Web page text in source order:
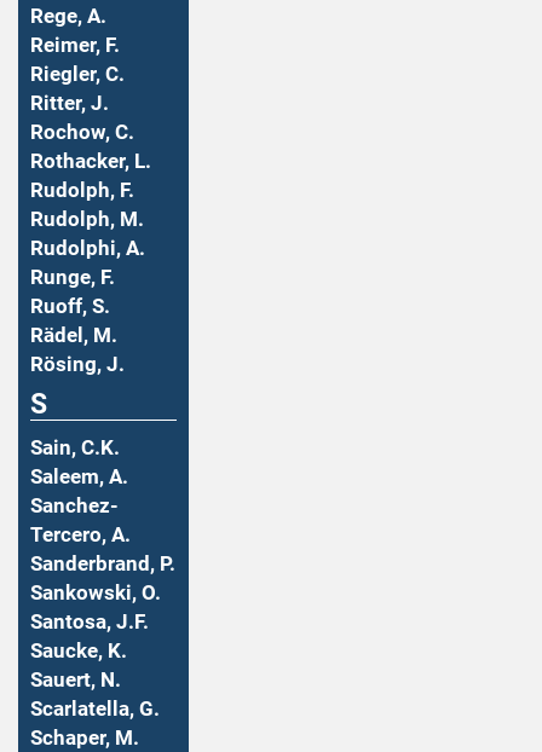
Rege, A.
Reimer, F.
Riegler, C.
Ritter, J.
Rochow, C.
Rothacker, L.
Rudolph, F.
Rudolph, M.
Rudolphi, A.
Runge, F.
Ruoff, S.
Rädel, M.
Rösing, J.
S
Sain, C.K.
Saleem, A.
Sanchez-
Tercero, A.
Sanderbrand, P.
Sankowski, O.
Santosa, J.F.
Saucke, K.
Sauert, N.
Scarlatella, G.
Schaper, M.